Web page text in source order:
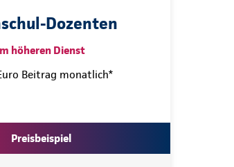
Dozenten
höheren Dienst
Beitrag monatlich*
Preisbeispiel